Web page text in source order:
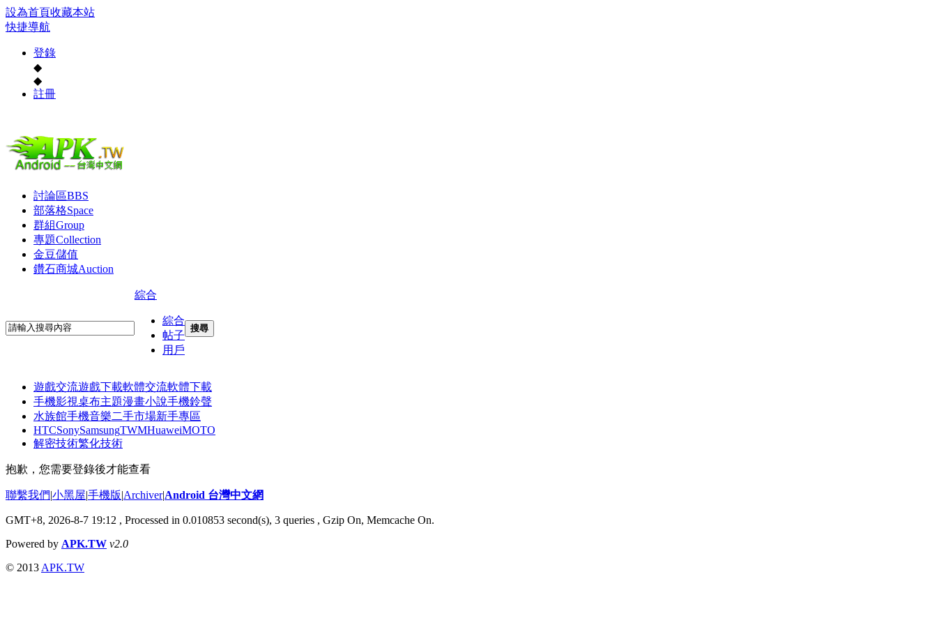
設為首頁收藏本站
快捷導航
登錄
◆
◆
註冊
討論區BBS
部落格Space
群組Group
專題Collection
金豆儲值
鑽石商城Auction
綜合
綜合
帖子
用戶
搜尋
遊戲交流遊戲下載軟體交流軟體下載
手機影視桌布主題漫畫小說手機鈴聲
水族館手機音樂二手市場新手專區
HTCSonySamsungTWMHuaweiMOTO
解密技術繁化技術
抱歉，您需要登錄後才能查看
聯繫我們|小黑屋|手機版|Archiver|Android 台灣中文網
GMT+8, 2026-8-7 19:12 , Processed in 0.010853 second(s), 3 queries , Gzip On, Memcache On.
Powered by APK.TW v2.0
© 2013 APK.TW